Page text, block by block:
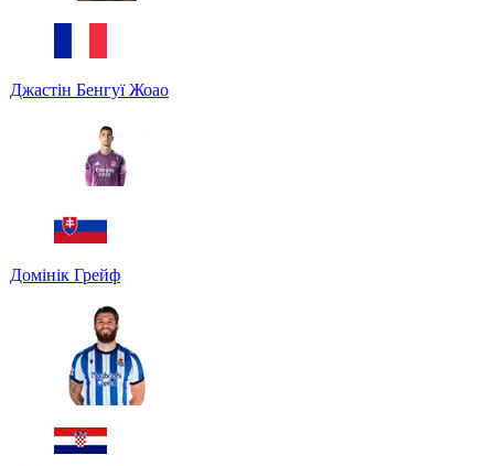
Джастін Бенгуї Жоао
Домінік Грейф